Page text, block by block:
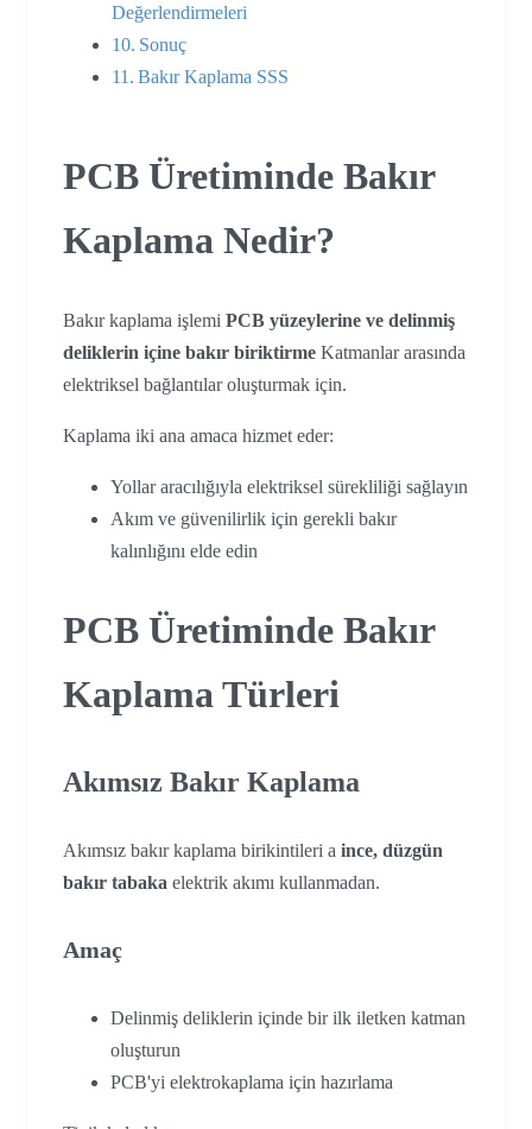
Değerlendirmeleri
Sonuç
Bakır Kaplama SSS
PCB Üretiminde Bakır
Kaplama Nedir?
Bakır kaplama işlemi PCB yüzeylerine ve delinmiş
deliklerin içine bakır biriktirme Katmanlar arasında
elektriksel bağlantılar oluşturmak için.
Kaplama iki ana amaca hizmet eder:
Yollar aracılığıyla elektriksel sürekliliği sağlayın
Akım ve güvenilirlik için gerekli bakır
kalınlığını elde edin
PCB Üretiminde Bakır
Kaplama Türleri
Akımsız Bakır Kaplama
Akımsız bakır kaplama birikintileri a ince, düzgün
bakır tabaka elektrik akımı kullanmadan.
Amaç
Delinmiş deliklerin içinde bir ilk iletken katman
oluşturun
PCB'yi elektrokaplama için hazırlama